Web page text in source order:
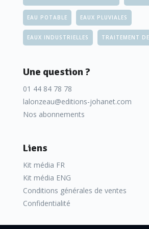
Des techniques matures mais
régulièrement
Ces technologies ont largement fait la
elles ont été régulièrement
innovations ont vu le jour ces dernières
EAU POTABLE EAUX PLUVIALES
EAUX INDUSTRIELLES TRAITEMENT
Une question ?
01 44 84 78 78
lalonzeau@editions-johanet.com
Nos abonnements
Liens
Kit média FR
Kit média ENG
Conditions générales de ventes
Confidentialité